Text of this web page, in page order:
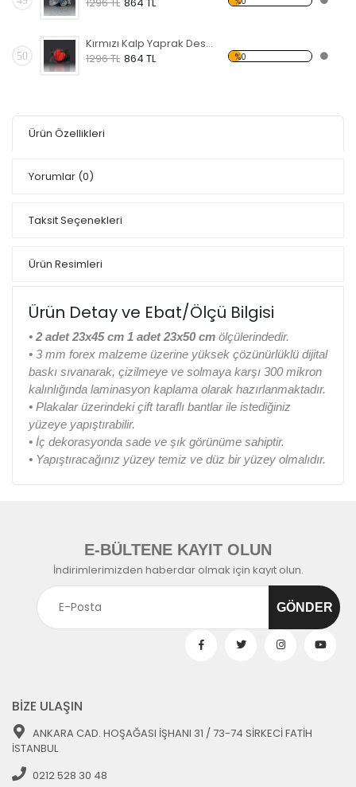
50
Kırmızı Kalp Yaprak Desen Duvar Panosu
1296 TL 864 TL %0
Ürün Özellikleri
Yorumlar (0)
Taksit Seçenekleri
Ürün Resimleri
Ürün Detay ve Ebat/Ölçü Bilgisi
• 2 adet 23x45 cm 1 adet 23x50 cm ölçülerindedir.
• 3 mm forex malzeme üzerine yüksek çözünürlüklü dijital
baskı sıvanarak, çizilmeye ve solmaya karşı 300 mikron
kalınlığında laminasyon kaplama olarak hazırlanmaktadır.
• Plakalar üzerindeki çift taraflı bantlar ile istediğiniz
yüzeye yapıştırabilir.
• İç dekorasyonda sade ve şık görünüme sahiptir.
• Yapıştıracağınız yüzey temiz ve düz bir yüzey olmalıdır.
E-BÜLTENE KAYIT OLUN
İndirimlerimizden haberdar olmak için kayıt olun.
BİZE ULAŞIN
ANKARA CAD. HOŞAĞASI İŞHANI 31 / 73-74 SİRKECİ FATİH
İSTANBUL
0212 528 30 48